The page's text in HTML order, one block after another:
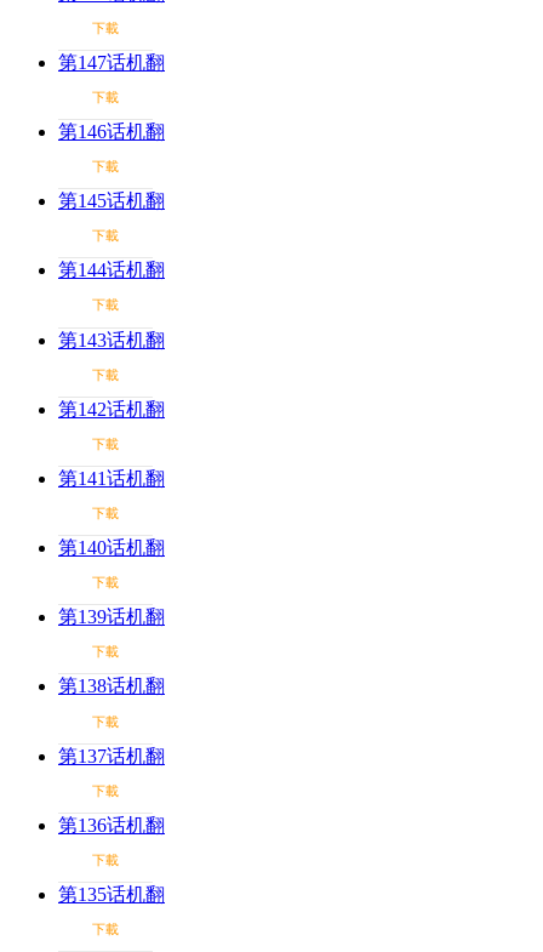
下載
第147话机翻
下載
第146话机翻
下載
第145话机翻
下載
第144话机翻
下載
第143话机翻
下載
第142话机翻
下載
第141话机翻
下載
第140话机翻
下載
第139话机翻
下載
第138话机翻
下載
第137话机翻
下載
第136话机翻
下載
第135话机翻
下載